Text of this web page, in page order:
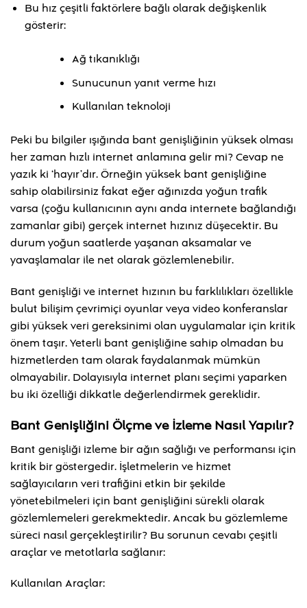
Bu hız çeşitli faktörlere bağlı olarak değişkenlik
gösterir:
Ağ tıkanıklığı
Sunucunun yanıt verme hızı
Kullanılan teknoloji
Peki bu bilgiler ışığında bant genişliğinin yüksek olması
her zaman hızlı internet anlamına gelir mi? Cevap ne
yazık ki ‘hayır’dır. Örneğin yüksek bant genişliğine
sahip olabilirsiniz fakat eğer ağınızda yoğun trafik
varsa (çoğu kullanıcının aynı anda internete bağlandığı
zamanlar gibi) gerçek internet hızınız düşecektir. Bu
durum yoğun saatlerde yaşanan aksamalar ve
yavaşlamalar ile net olarak gözlemlenebilir.
Bant genişliği ve internet hızının bu farklılıkları özellikle
bulut bilişim çevrimiçi oyunlar veya video konferanslar
gibi yüksek veri gereksinimi olan uygulamalar için kritik
önem taşır. Yeterli bant genişliğine sahip olmadan bu
hizmetlerden tam olarak faydalanmak mümkün
olmayabilir. Dolayısıyla internet planı seçimi yaparken
bu iki özelliği dikkatle değerlendirmek gereklidir.
Bant Genişliğini Ölçme ve İzleme Nasıl Yapılır?
Bant genişliği izleme bir ağın sağlığı ve performansı için
kritik bir göstergedir. İşletmelerin ve hizmet
sağlayıcıların veri trafiğini etkin bir şekilde
yönetebilmeleri için bant genişliğini sürekli olarak
gözlemlemeleri gerekmektedir. Ancak bu gözlemleme
süreci nasıl gerçekleştirilir? Bu sorunun cevabı çeşitli
araçlar ve metotlarla sağlanır:
Kullanılan Araçlar: